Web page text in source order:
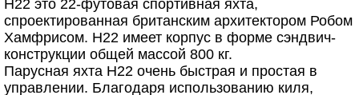
H22 это 22-футовая спортивная яхта,
спроектированная британским архитектором Робом
Хамфрисом. H22 имеет корпус в форме сэндвич-
конструкции общей массой 800 кг.
Парусная яхта H22 очень быстрая и простая в
управлении. Благодаря использованию киля,